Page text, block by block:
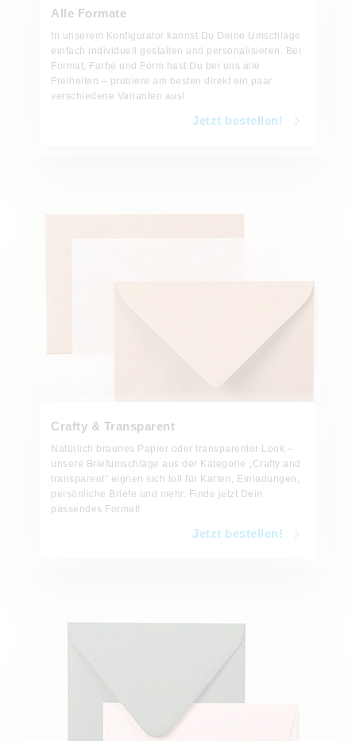
Alle Formate
In unserem Konfigurator kannst Du Deine Umschläge
einfach individuell gestalten und personalisieren. Bei
Format, Farbe und Form hast Du bei uns alle
Freiheiten – probiere am besten direkt ein paar
verschiedene Varianten aus!
Jetzt bestellen!
Crafty & Transparent
Natürlich braunes Papier oder transparenter Look –
unsere Briefumschläge aus der Kategorie „Crafty and
transparent“ eignen sich toll für Karten, Einladungen,
persönliche Briefe und mehr. Finde jetzt Dein
passendes Format!
Jetzt bestellen!